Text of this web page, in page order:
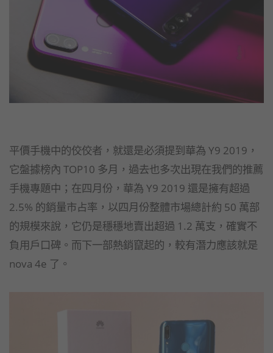
平價手機中的佼佼者，就還是必須提到華為 Y9 2019，
它盤據榜內 TOP10 多月，過去也多次出現在我們的推薦
手機專題中；在四月份，華為 Y9 2019 還是擁有超過
2.5% 的銷量市占率，以四月份整體市場總計約 50 萬部
的規模來說，它仍是穩穩地賣出超過 1.2 萬支，確實不
負用戶口碑。而下一部熱銷竄起的，較有潛力應該就是
nova 4e 了。